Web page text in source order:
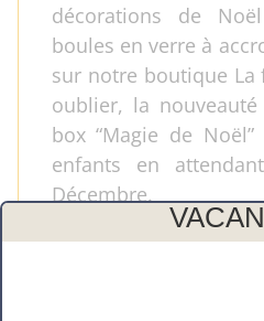
décorations de
boules en verre à
sur notre boutique La
oublier, la
box “Magie de
enfants en
Décembre.
Vous aimerez